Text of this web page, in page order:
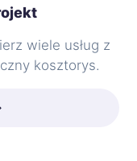
wiele usług z
kosztorys.